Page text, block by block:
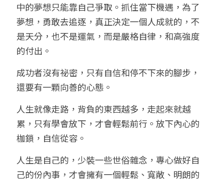
五人實戰班
五行計算初階班
五行計算高階班
團隊訓練營
小兒命名
科學八字輕鬆學
輕鬆學會科學八字推理
常見問題
FB粉絲頁
繁體中文
繁體中文
0938617837
support@p8zicourse.com
五行八字線上班
中的夢想只能靠自己爭取。抓住當下機遇，為了
夢想，勇敢去追逐，真正決定一個人成就的，不
是天分，也不是運氣，而是嚴格自律，和高強度
的付出。
成功者沒有祕密，只有自信和停不下來的腳步，
還要有一顆向善的心態。
人生就像走路，背負的東西越多，走起來就越
累，只有學會放下，才會輕鬆前行。放下內心的
枷鎖，自信從容。
人生是自己的，少裝一些世俗雜念，專心做好自
己的份內事，才會擁有一個輕鬆、寬敞、明朗的